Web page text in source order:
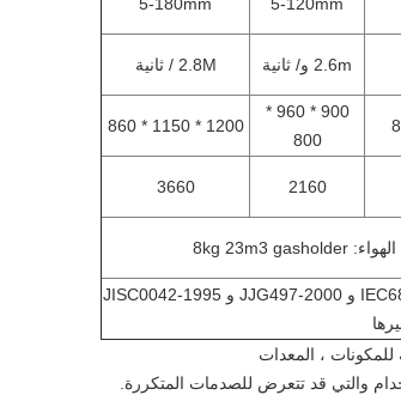
5-120mm
5-180mm
2.6m و/ ثانية 2.8M / ثانية
900 * 960 *
800
1200 * 1150 * 860
2160
3660
GB / T2423.4 و GB / T2423.6 و IEC68-2-29 و JJG497-2000 و JISC0042-1995
للمكونات ، المعدات
والتي قد تتعرض للصدمات المتكررة.